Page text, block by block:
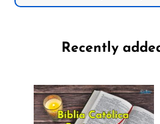
Recently